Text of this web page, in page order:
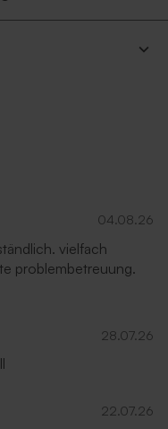
04.08.26
vielfach
problembetreuung.
28.07.26
22.07.26